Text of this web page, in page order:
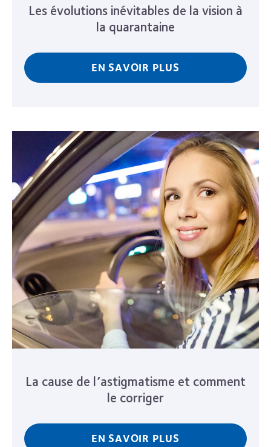
Les évolutions inévitables de la vision à
la quarantaine
EN SAVOIR PLUS
La cause de l’astigmatisme et comment
le corriger
EN SAVOIR PLUS